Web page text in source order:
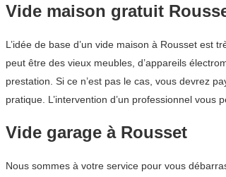
Vide maison gratuit
L’idée de base d’un vide maison à Rousset
peut être des vieux meubles, d’appareils
prestation. Si ce n’est pas le cas, vous devrez
pratique. L’intervention d’un professionnel
Vide garage à Rousset
Nous sommes à votre service pour vous